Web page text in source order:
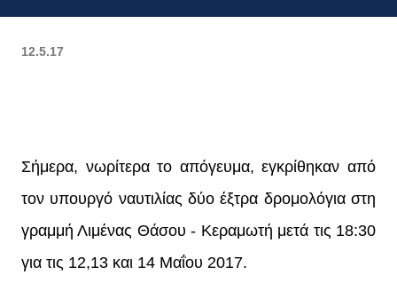
12.5.17
Σήμερα, νωρίτερα το απόγευμα, εγκρίθηκαν από
τον υπουργό ναυτιλίας δύο έξτρα δρομολόγια στη
γραμμή Λιμένας Θάσου - Κεραμωτή μετά τις 18:30
για τις 12,13 και 14 Μαΐου 2017.